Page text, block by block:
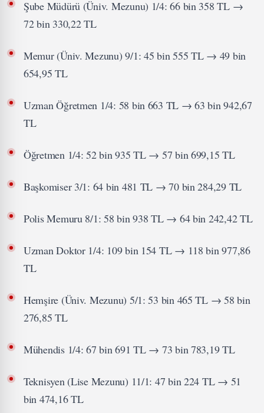
Şube Müdürü (Üniv. Mezunu) 1/4: 66 bin 358 TL →
72 bin 330,22 TL
Memur (Üniv. Mezunu) 9/1: 45 bin 555 TL → 49 bin
654,95 TL
Uzman Öğretmen 1/4: 58 bin 663 TL → 63 bin 942,67
TL
Öğretmen 1/4: 52 bin 935 TL → 57 bin 699,15 TL
Başkomiser 3/1: 64 bin 481 TL → 70 bin 284,29 TL
Polis Memuru 8/1: 58 bin 938 TL → 64 bin 242,42 TL
Uzman Doktor 1/4: 109 bin 154 TL → 118 bin 977,86
TL
Hemşire (Üniv. Mezunu) 5/1: 53 bin 465 TL → 58 bin
276,85 TL
Mühendis 1/4: 67 bin 691 TL → 73 bin 783,19 TL
Teknisyen (Lise Mezunu) 11/1: 47 bin 224 TL → 51
bin 474,16 TL